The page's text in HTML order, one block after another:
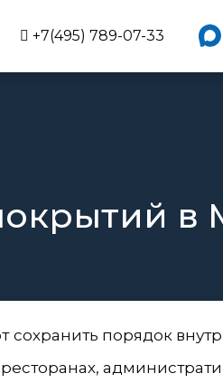
+7(495) 789-07-33
в
порядок